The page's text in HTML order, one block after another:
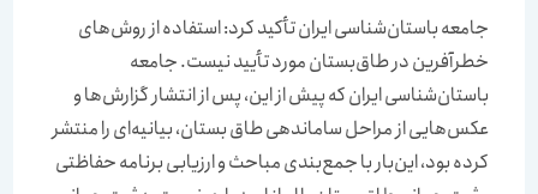
جامعه باستان‌شناسی ایران تأکید کرد: استفاده از روش‌های
خطر‌آفرین در طاق‌بستان مورد تأیید نیست. جامعه
باستان‌شناسی ایران که پیش از این، پس از انتشار گزارش‌ها و
عکس‌هایی از مراحل ساماندهی طاق بستان، بیانیه‌ای را منتشر
کرده بود، این‌بار با جمع‌بندی ‌مباحث و ارزیابی برنامه حفاظتی